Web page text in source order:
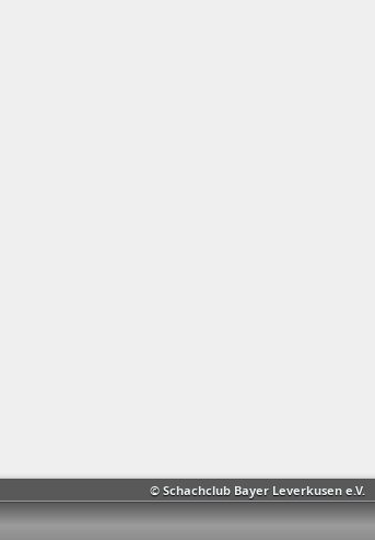
© Schachclub Bayer Leverkusen e.V.